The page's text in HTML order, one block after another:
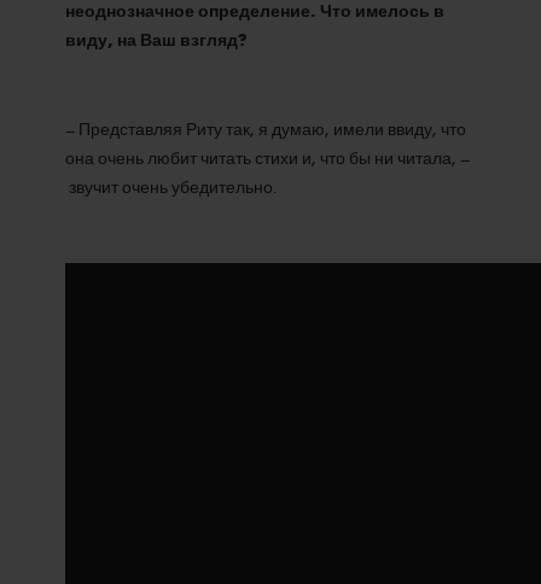
неоднозначное определение. Что имелось в
виду, на Ваш взгляд?
– Представляя Риту так, я думаю, имели ввиду, что
она очень любит читать стихи и, что бы ни читала, –
звучит очень убедительно.